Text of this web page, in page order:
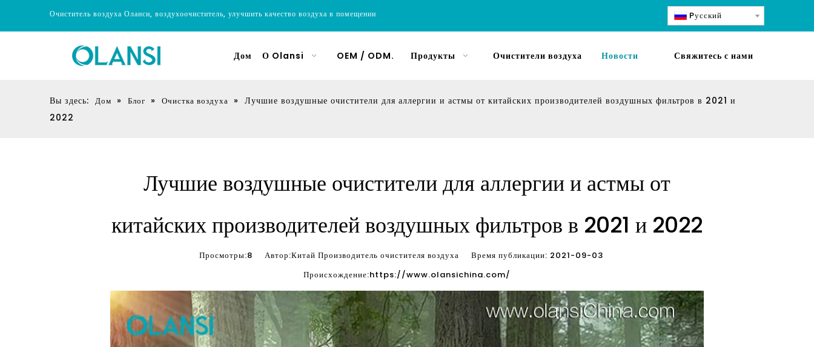
Очиститель воздуха Оланси, воздухоочиститель, улучшить качество воздуха в помещении Pусский
Дом О Olansi OEM / ODM. Продукты Очистители воздуха Новости Свяжитесь с нами
Вы здесь: Дом » Блог » Очистка воздуха » Лучшие воздушные очистители для аллергии и астмы от китайских производителей воздушных фильтров в 2021 и
2022
Лучшие воздушные очистители для аллергии и астмы от
китайских производителей воздушных фильтров в 2021 и 2022
Просмотры:8 Автор:Китай Производитель очистителя воздуха Время публикации: 2021-09-03
Происхождение:https://www.olansichina.com/